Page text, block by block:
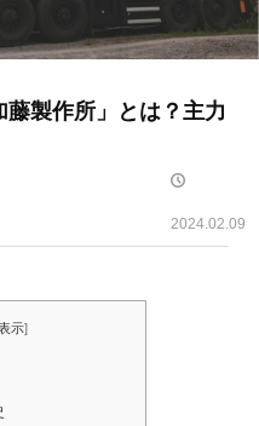
製作所」とは？主力
2024.02.09
示]